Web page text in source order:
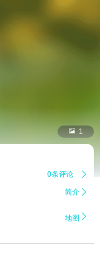
 1
0条评论 
简介 
地图 